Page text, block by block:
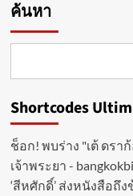
ค้นหา
Shortcodes
ช็อก! พบร่าง "เต้ ดร
เจ้าพระยา -
‘สีหศักดิ์’ ส่งหนังสือถึ